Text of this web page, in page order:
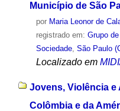
Município de São
por Maria Leonor de
registrado em: Grupo
Sociedade, São Paulo
Localizado em
Jovens, Violência e
Colômbia e da